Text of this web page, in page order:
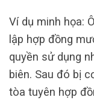
Ví dụ minh họa:
lập hợp đồng
quyền sử dụng
biên. Sau đó bị
tòa tuyên hợp